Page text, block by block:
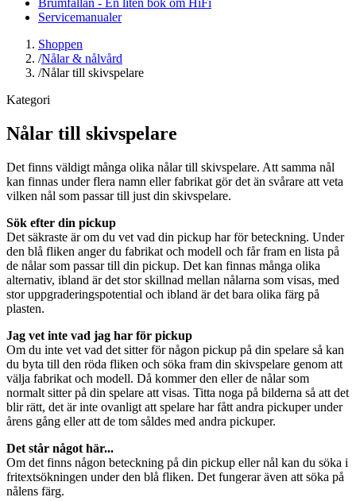
Servicemanualer
Shoppen
/Nålar & nålvård
/Nålar till skivspelare
Kategori
Nålar till skivspelare
Det finns väldigt många olika nålar till skivspelare. Att samma nål
kan finnas under flera namn eller fabrikat gör det än svårare att veta
vilken nål som passar till just din skivspelare.
Sök efter din pickup
Det säkraste är om du vet vad din pickup har för beteckning. Under
den blå fliken anger du fabrikat och modell och får fram en lista på
de nålar som passar till din pickup. Det kan finnas många olika
alternativ, ibland är det stor skillnad mellan nålarna som visas, med
stor uppgraderingspotential och ibland är det bara olika färg på
plasten.
Jag vet inte vad jag har för pickup
Om du inte vet vad det sitter för någon pickup på din spelare så kan
du byta till den röda fliken och söka fram din skivspelare genom att
välja fabrikat och modell. Då kommer den eller de nålar som
normalt sitter på din spelare att visas. Titta noga på bilderna så att det
blir rätt, det är inte ovanligt att spelare har fått andra pickuper under
årens gång eller att de tom såldes med andra pickuper.
Det står något här...
Om det finns någon beteckning på din pickup eller nål kan du söka i
fritextsökningen under den blå fliken. Det fungerar även att söka på
nålens färg.